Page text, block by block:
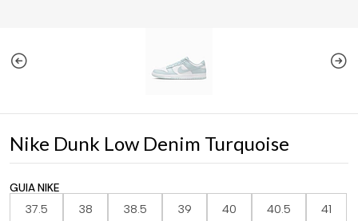
Nike Dunk Low Denim Turquoise
GUIA NIKE
37.5 38 38.5 39 40 40.5 41